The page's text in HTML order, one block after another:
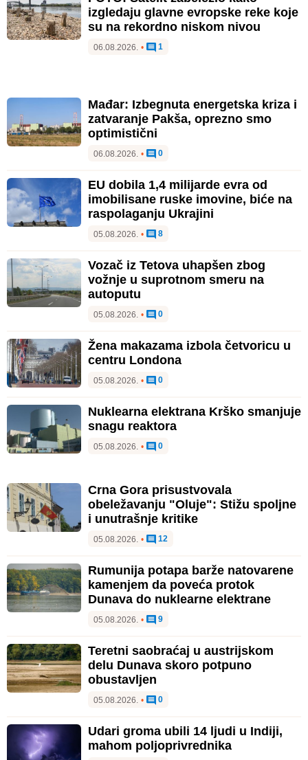
izgledaju glavne evropske reke koje
su na rekordno niskom nivou
06.08.2026. • 1
Mađar: Izbegnuta energetska kriza i
zatvaranje Pakša, oprezno smo
optimistični
06.08.2026. • 0
EU dobila 1,4 milijarde evra od
imobilisane ruske imovine, biće na
raspolaganju Ukrajini
05.08.2026. • 8
Vozač iz Tetova uhapšen zbog
vožnje u suprotnom smeru na
autoputu
05.08.2026. • 0
Žena makazama izbola četvoricu u
centru Londona
05.08.2026. • 0
Nuklearna elektrana Krško smanjuje
snagu reaktora
05.08.2026. • 0
Crna Gora prisustvovala
obeležavanju "Oluje": Stižu spoljne
i unutrašnje kritike
05.08.2026. • 12
Rumunija potapa barže natovarene
kamenjem da poveća protok
Dunava do nuklearne elektrane
05.08.2026. • 9
Teretni saobraćaj u austrijskom
delu Dunava skoro potpuno
obustavljen
05.08.2026. • 0
Udari groma ubili 14 ljudi u Indiji,
mahom poljoprivrednika